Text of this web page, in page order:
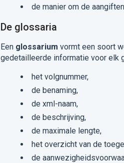
de manier om de
De glossaria
Een glossarium vormt een soort
gedetailleerde informatie voor elk
het volgnummer,
de benaming,
de xml-naam,
de beschrijving,
de maximale lengte,
het overzicht van de
de